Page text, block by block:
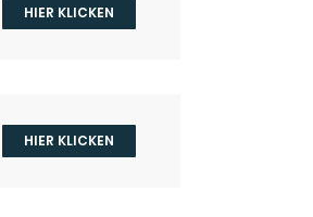
HIER KLICKEN
HIER KLICKEN